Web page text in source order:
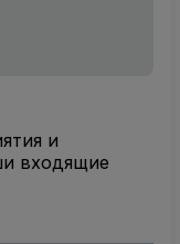
и
входящие